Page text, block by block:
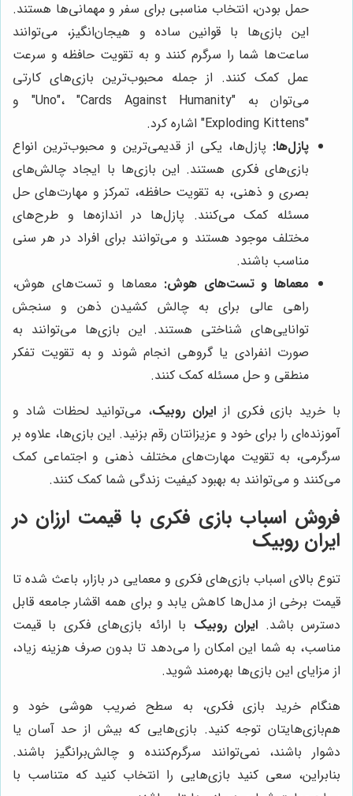
حمل بودن، انتخاب مناسبی برای سفر و مهمانی‌ها هستند.
این بازی‌ها با قوانین ساده و هیجان‌انگیز، می‌توانند
ساعت‌ها شما را سرگرم کنند و به تقویت حافظه و سرعت
عمل کمک کنند. از جمله محبوب‌ترین بازی‌های کارتی
می‌توان به "Uno"، "Cards Against Humanity" و
"Exploding Kittens" اشاره کرد.
پازل‌ها: پازل‌ها، یکی از قدیمی‌ترین و محبوب‌ترین انواع
بازی‌های فکری هستند. این بازی‌ها با ایجاد چالش‌های
بصری و ذهنی، به تقویت حافظه، تمرکز و مهارت‌های حل
مسئله کمک می‌کنند. پازل‌ها در اندازه‌ها و طرح‌های
مختلف موجود هستند و می‌توانند برای افراد در هر سنی
مناسب باشند.
معماها و تست‌های هوش: معماها و تست‌های هوش،
راهی عالی برای به چالش کشیدن ذهن و سنجش
توانایی‌های شناختی هستند. این بازی‌ها می‌توانند به
صورت انفرادی یا گروهی انجام شوند و به تقویت تفکر
منطقی و حل مسئله کمک کنند.
با خرید بازی فکری از ایران روبیک، می‌توانید لحظات شاد و
آموزنده‌ای را برای خود و عزیزانتان رقم بزنید. این بازی‌ها، علاوه بر
سرگرمی، به تقویت مهارت‌های مختلف ذهنی و اجتماعی کمک
می‌کنند و می‌توانند به بهبود کیفیت زندگی شما کمک کنند.
فروش اسباب بازی فکری با قیمت ارزان در
ایران روبیک
تنوع بالای اسباب بازی‌های فکری و معمایی در بازار، باعث شده تا
قیمت برخی از مدل‌ها کاهش یابد و برای همه اقشار جامعه قابل
دسترس باشد. ایران روبیک با ارائه بازی‌های فکری با قیمت
مناسب، به شما این امکان را می‌دهد تا بدون صرف هزینه زیاد،
از مزایای این بازی‌ها بهره‌مند شوید.
هنگام خرید بازی فکری، به سطح ضریب هوشی خود و
هم‌بازی‌هایتان توجه کنید. بازی‌هایی که بیش از حد آسان یا
دشوار باشند، نمی‌توانند سرگرم‌کننده و چالش‌برانگیز باشند.
بنابراین، سعی کنید بازی‌هایی را انتخاب کنید که متناسب با